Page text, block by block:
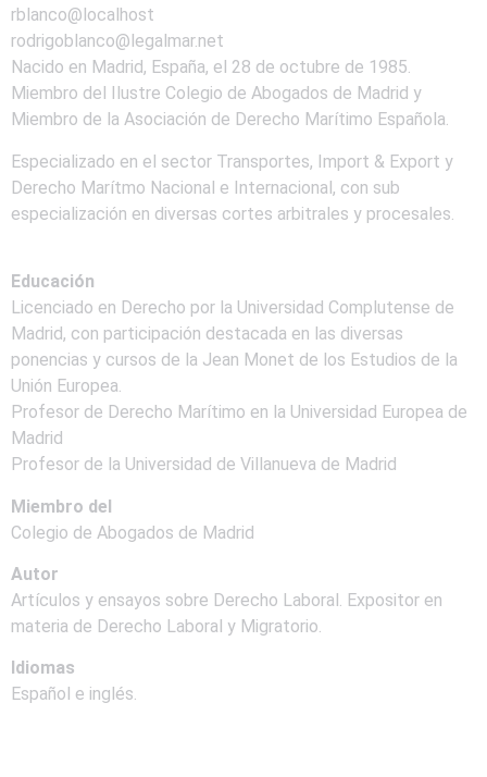
rblanco@localhost
rodrigoblanco@legalmar.net
Nacido en Madrid, España, el 28 de octubre de 1985.
Miembro del Ilustre Colegio de Abogados de Madrid y
Miembro de la Asociación de Derecho Marítimo Española.
Especializado en el sector Transportes, Import & Export y
Derecho Marítmo Nacional e Internacional, con sub
especialización en diversas cortes arbitrales y procesales.
Educación
Licenciado en Derecho por la Universidad Complutense de
Madrid, con participación destacada en las diversas
ponencias y cursos de la Jean Monet de los Estudios de la
Unión Europea.
Profesor de Derecho Marítimo en la Universidad Europea de
Madrid
Profesor de la Universidad de Villanueva de Madrid
Miembro del
Colegio de Abogados de Madrid
Autor
Artículos y ensayos sobre Derecho Laboral. Expositor en
materia de Derecho Laboral y Migratorio.
Idiomas
Español e inglés.